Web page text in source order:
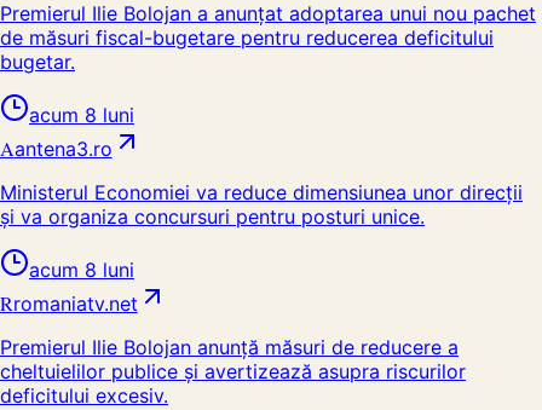
Premierul Ilie Bolojan a anunțat adoptarea unui nou pachet
de măsuri fiscal-bugetare pentru reducerea deficitului
bugetar.
acum 8 luni
Aantena3.ro
Ministerul Economiei va reduce dimensiunea unor direcții
și va organiza concursuri pentru posturi unice.
acum 8 luni
Rromaniatv.net
Premierul Ilie Bolojan anunță măsuri de reducere a
cheltuielilor publice și avertizează asupra riscurilor
deficitului excesiv.